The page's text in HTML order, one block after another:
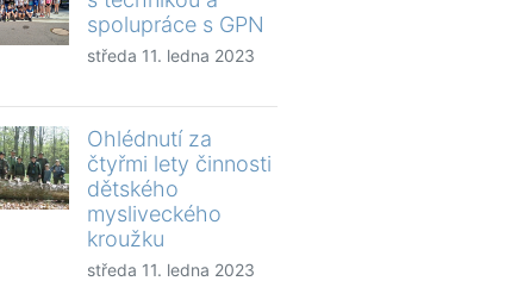
spolupráce s GPN
středa 11. ledna 2023
Ohlédnutí za
čtyřmi lety činnosti
dětského
mysliveckého
kroužku
středa 11. ledna 2023